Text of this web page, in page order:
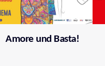
Amore und Basta!